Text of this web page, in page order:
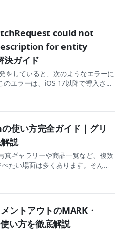
could not
for entity
決ガイド
をしていると、次のようなエラーに
エラーは、iOS 17以降で導入され
ワーク「SwiftData」を学ぶ際に、
使い方完全ガイド｜グリ
説
真ギャラリーや商品一覧など、複数
たい場面は多くあります。そんな
す。 この記事では、SwiftUI初心
ントアウトのMARK・
い方を徹底解説